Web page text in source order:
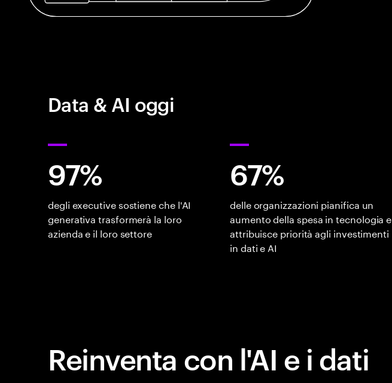
Data & AI oggi
97%
degli executive sostiene che l'AI
generativa trasformerà la loro
azienda e il loro settore
67%
delle organizzazioni pianifica un
aumento della spesa in tecnologia e
attribuisce priorità agli investimenti
in dati e AI
Reinventa con l'AI e i dati